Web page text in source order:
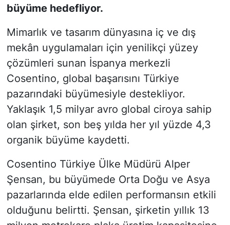
büyüme hedefliyor.
Mimarlık ve tasarım dünyasına iç ve dış
mekân uygulamaları için yenilikçi yüzey
çözümleri sunan İspanya merkezli
Cosentino, global başarısını Türkiye
pazarındaki büyümesiyle destekliyor.
Yaklaşık 1,5 milyar avro global ciroya sahip
olan şirket, son beş yılda her yıl yüzde 4,3
organik büyüme kaydetti.
Cosentino Türkiye Ülke Müdürü Alper
Şensan, bu büyümede Orta Doğu ve Asya
pazarlarında elde edilen performansın etkili
olduğunu belirtti. Şensan, şirketin yıllık 13